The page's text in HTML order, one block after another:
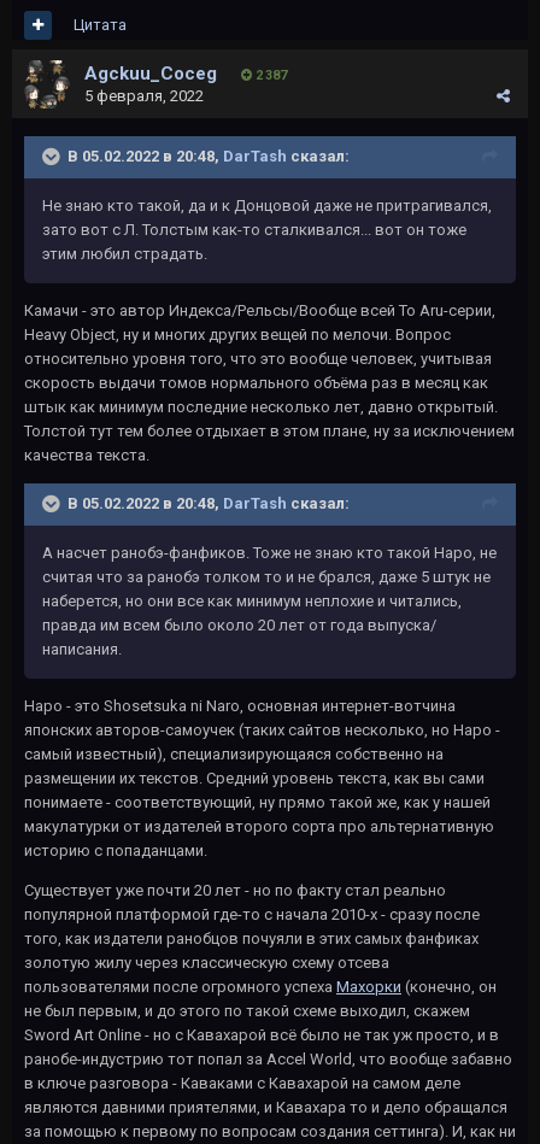
Цитата
Agckuu_Coceg 2 387
5 февраля, 2022
В 05.02.2022 в 20:48, DarTash сказал:
Не знаю кто такой, да и к Донцовой даже не притрагивался,
зато вот с Л. Толстым как-то сталкивался... вот он тоже
этим любил страдать.
Камачи - это автор Индекса/Рельсы/Вообще всей To Aru-серии,
Heavy Object, ну и многих других вещей по мелочи. Вопрос
относительно уровня того, что это вообще человек, учитывая
скорость выдачи томов нормального объёма раз в месяц как
штык как минимум последние несколько лет, давно открытый.
Толстой тут тем более отдыхает в этом плане, ну за исключением
качества текста.
В 05.02.2022 в 20:48, DarTash сказал:
А насчет ранобэ-фанфиков. Тоже не знаю кто такой Наро, не
считая что за ранобэ толком то и не брался, даже 5 штук не
наберется, но они все как минимум неплохие и читались,
правда им всем было около 20 лет от года выпуска/
написания.
Наро - это Shosetsuka ni Naro, основная интернет-вотчина
японских авторов-самоучек (таких сайтов несколько, но Наро -
самый известный), специализирующаяся собственно на
размещении их текстов. Средний уровень текста, как вы сами
понимаете - соответствующий, ну прямо такой же, как у нашей
макулатурки от издателей второго сорта про альтернативную
историю с попаданцами.
Существует уже почти 20 лет - но по факту стал реально
популярной платформой где-то с начала 2010-х - сразу после
того, как издатели ранобцов почуяли в этих самых фанфиках
золотую жилу через классическую схему отсева
пользователями после огромного успеха Махорки (конечно, он
не был первым, и до этого по такой схеме выходил, скажем
Sword Art Online - но с Кавахарой всё было не так уж просто, и в
ранобе-индустрию тот попал за Accel World, что вообще забавно
в ключе разговора - Каваками с Кавахарой на самом деле
являются давними приятелями, и Кавахара то и дело обращался
за помощью к первому по вопросам создания сеттинга). И, как ни